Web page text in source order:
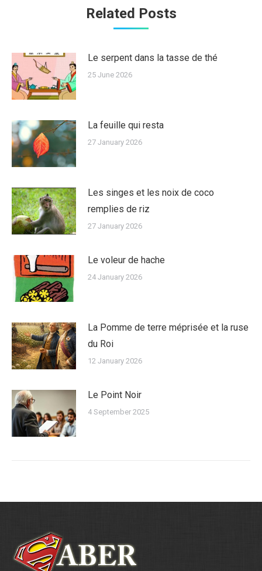
Related Posts
Le serpent dans la tasse de thé
25 June 2026
La feuille qui resta
27 January 2026
Les singes et les noix de coco
remplies de riz
27 January 2026
Le voleur de hache
24 January 2026
La Pomme de terre méprisée et la ruse
du Roi
12 January 2026
Le Point Noir
4 September 2025